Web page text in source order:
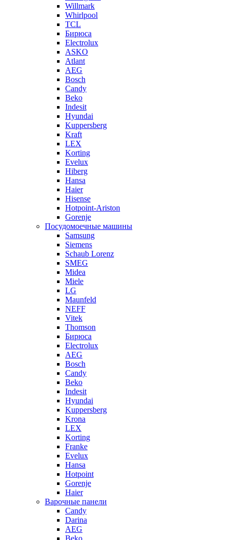
Willmark
Whirlpool
TCL
Бирюса
Electrolux
ASKO
Atlant
AEG
Bosch
Candy
Beko
Indesit
Hyundai
Kuppersberg
Kraft
LEX
Korting
Evelux
Hiberg
Hansa
Haier
Hisense
Hotpoint-Ariston
Gorenje
Посудомоечные машины
Samsung
Siemens
Schaub Lorenz
SMEG
Midea
Miele
LG
Maunfeld
NEFF
Vitek
Thomson
Бирюса
Electrolux
AEG
Bosch
Candy
Beko
Indesit
Hyundai
Kuppersberg
Krona
LEX
Korting
Franke
Evelux
Hansa
Hotpoint
Gorenje
Haier
Варочные панели
Candy
Darina
AEG